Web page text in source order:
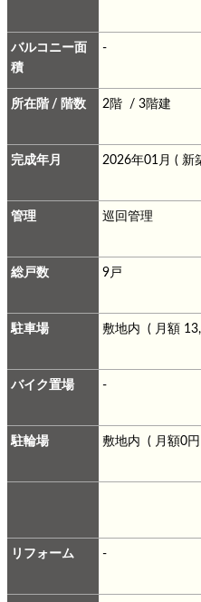
バルコニー面
積
-
所在階 / 階数 2階 / 3階建
完成年月 2026年01月 ( 新
管理 巡回管理
総戸数 9戸
駐車場 敷地
バイク置場 -
駐輪場 敷地内 ( 月額0
リフォーム -